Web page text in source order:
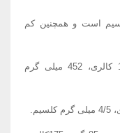
است و همچنین کم
1) ماست ساده بدون چربی 1 فنجان 125 کالری، 452 میلی گرم